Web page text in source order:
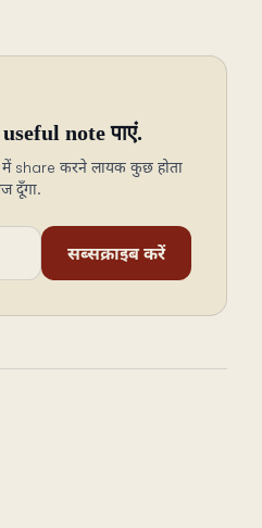
note पाएं.
share करने लायक कुछ होता
दूँगा.
सब्सक्राइब करें